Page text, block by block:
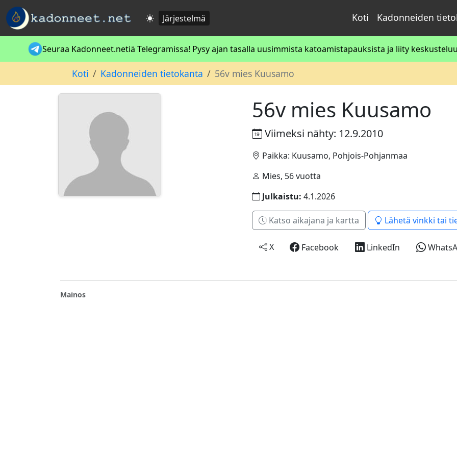
Järjestelmä Koti Kadonneiden
Seuraa Kadonneet.netiä Telegramissa! Pysy ajan tasalla uusimmista katoamistapauksista ja liity
Koti Kadonneiden tietokanta 56v mies Kuusamo
56v mies Kuusamo
Viimeksi nähty: 12.9.2010
Paikka: Kuusamo, Pohjois-Pohjanmaa
Mies, 56 vuotta
Julkaistu: 4.1.2026
Katso aikajana ja kartta Lähetä vinkki tai
X Facebook LinkedIn
Mainos